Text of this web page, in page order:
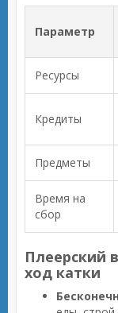
Параметр
Ресурсы
Кредиты
Предметы
Время на
сбор
Плеерский
ход катки